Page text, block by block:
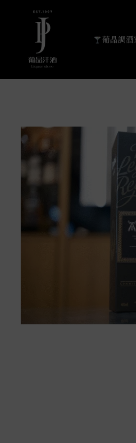
葡晶調酒